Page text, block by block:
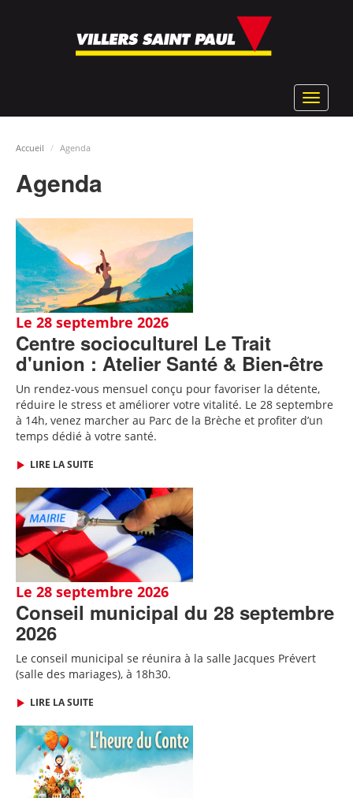
Toggle
Accueil Agenda
Agenda
Le 28 septembre 2026
Centre socioculturel Le Trait
d'union : Atelier Santé & Bien-être
Un rendez-vous mensuel conçu pour favoriser la détente,
réduire le stress et améliorer votre vitalité. Le 28 septembre
à 14h, venez marcher au Parc de la Brèche et profiter d’un
temps dédié à votre santé.
LIRE LA SUITE
Le 28 septembre 2026
Conseil municipal du 28 septembre
2026
Le conseil municipal se réunira à la salle Jacques Prévert
(salle des mariages), à 18h30.
LIRE LA SUITE